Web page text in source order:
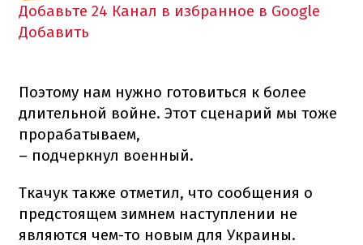
Добавьте 24 Канал в избранное в Google
Добавить
Поэтому нам нужно готовиться к более
длительной войне. Этот сценарий мы тоже
прорабатываем,
– подчеркнул военный.
Ткачук также отметил, что сообщения о
предстоящем зимнем наступлении не
являются чем-то новым для Украины.